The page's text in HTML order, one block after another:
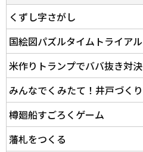
くずし字さがし
国絵図パズルタイムトライアル
米作りトランプでババ抜き対決
みんなでくみたて！井戸づくり
樽廻船すごろくゲーム
藩札をつくる